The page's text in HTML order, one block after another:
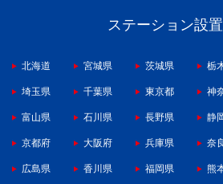
ステーション設
北海道 宮城県 茨城県 栃
埼玉県 千葉県 東京都 神
富山県 石川県 長野県 静
京都府 大阪府 兵庫県 奈
広島県 香川県 福岡県 熊